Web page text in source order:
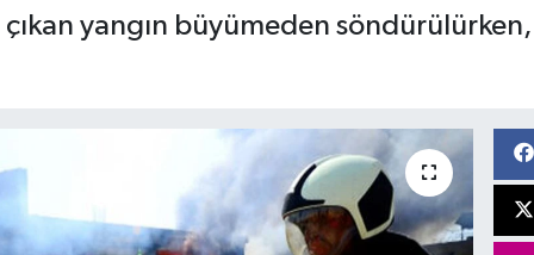
çıkan yangın büyümeden